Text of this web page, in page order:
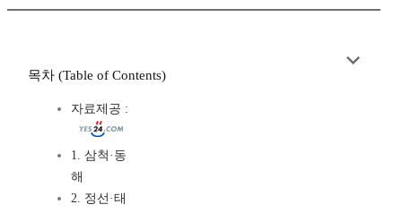
목차 (Table of Contents)
자료제공 :
1. 삼척·동
해
2. 정선·태